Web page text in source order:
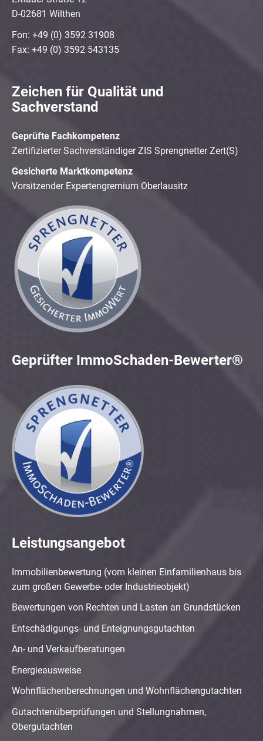
D-02681 Wilthen
Fon: +49 (0) 3592 31908
Fax: +49 (0) 3592 543135
Zeichen für Qualität und
Sachverstand
Geprüfte Fachkompetenz
Zertifizierter Sachverständiger ZIS Sprengnetter Zert(S)
Gesicherte Marktkompetenz
Vorsitzender Expertengremium Oberlausitz
Geprüfter ImmoSchaden-Bewerter®
Leistungsangebot
Immobilienbewertung (vom kleinen Einfamilienhaus bis
zum großen Gewerbe- oder Industrieobjekt)
Bewertungen von Rechten und Lasten an Grundstücken
Entschädigungs- und Enteignungsgutachten
An- und Verkaufberatungen
Energieausweise
Wohnflächenberechnungen und Wohnflächengutachten
Gutachtenüberprüfungen und Stellungnahmen,
Obergutachten